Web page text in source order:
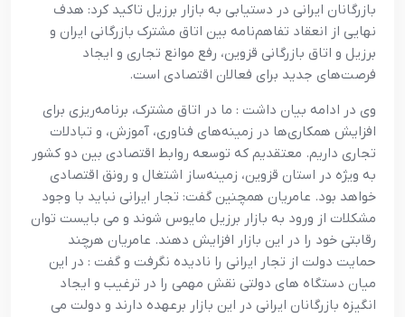
بازرگانان ایرانی در دستیابی به بازار برزیل تاکید کرد: هدف
نهایی از انعقاد تفاهم‌نامه بین اتاق مشترک بازرگانی ایران و
برزیل و اتاق بازرگانی قزوین، رفع موانع تجاری و ایجاد
فرصت‌های جدید برای فعالان اقتصادی است.
وی در ادامه بیان داشت : ما در اتاق مشترک، برنامه‌ریزی برای
افزایش همکاری‌ها در زمینه‌های فناوری، آموزش، و تبادلات
تجاری داریم. معتقدیم که توسعه روابط اقتصادی بین دو کشور
به ویژه در استان قزوین، زمینه‌ساز اشتغال و رونق اقتصادی
خواهد بود. عامریان همچنین گفت: تجار ایرانی نباید با وجود
مشکلات از ورود به بازار برزیل مایوس شوند و می بایست توان
رقابتی خود را در این بازار افزایش دهند. عامریان هرچند
حمایت دولت از تجار ایرانی را نادیده نگرفت و گفت : در این
میان دستگاه های دولتی نقش مهمی را در ترغیب و ایجاد
انگیزه بازرگانان ایرانی در این بازار برعهده دارند و دولت می